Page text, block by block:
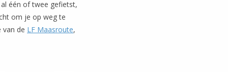
één of twee gefietst,
om je op weg te
van de LF Maasroute,